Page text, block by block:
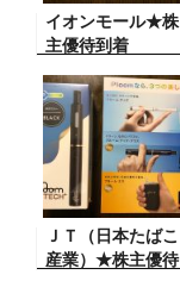
イオンモール★株
主優待到着
ＪＴ（日本たばこ
産業）★株主優待